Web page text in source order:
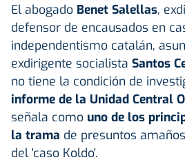
El abogado Benet Salellas,
defensor de encausados en
independentismo catalán,
exdirigente socialista Santos
no tiene la condición de
informe de la Unidad Central
señala como uno de los
la trama de presuntos
del 'caso Koldo'.